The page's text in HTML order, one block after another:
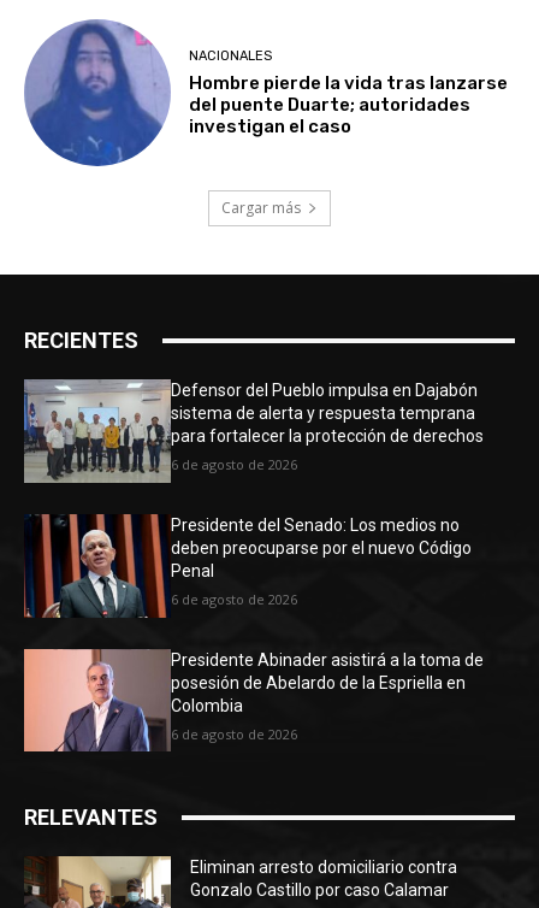
NACIONALES
Hombre pierde la vida tras lanzarse
del puente Duarte; autoridades
investigan el caso
Cargar más
RECIENTES
Defensor del Pueblo impulsa en Dajabón
sistema de alerta y respuesta temprana
para fortalecer la protección de derechos
6 de agosto de 2026
Presidente del Senado: Los medios no
deben preocuparse por el nuevo Código
Penal
6 de agosto de 2026
Presidente Abinader asistirá a la toma de
posesión de Abelardo de la Espriella en
Colombia
6 de agosto de 2026
RELEVANTES
Eliminan arresto domiciliario contra
Gonzalo Castillo por caso Calamar